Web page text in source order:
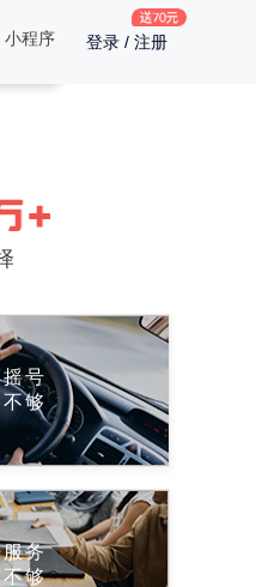
小程序 登录 / 注册
号
够
务
够